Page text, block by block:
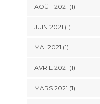
AOÛT 2021 (1)
JUIN 2021 (1)
MAI 2021 (1)
AVRIL 2021 (1)
MARS 2021 (1)